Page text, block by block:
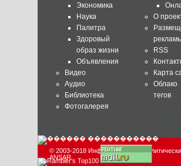
Экономика
Наука
Палитра
Здоровый
образ жизни
Объявления
Видео
Аудио
Библиотека
Фотогалерея
О
RSS
Карта
Облако
тегов
© 2003-2018 Информационно-
ANSAR